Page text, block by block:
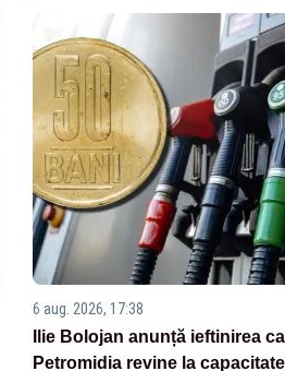
6 aug. 2026, 17:38
Ilie Bolojan anunță ieftinirea
Petromidia revine la